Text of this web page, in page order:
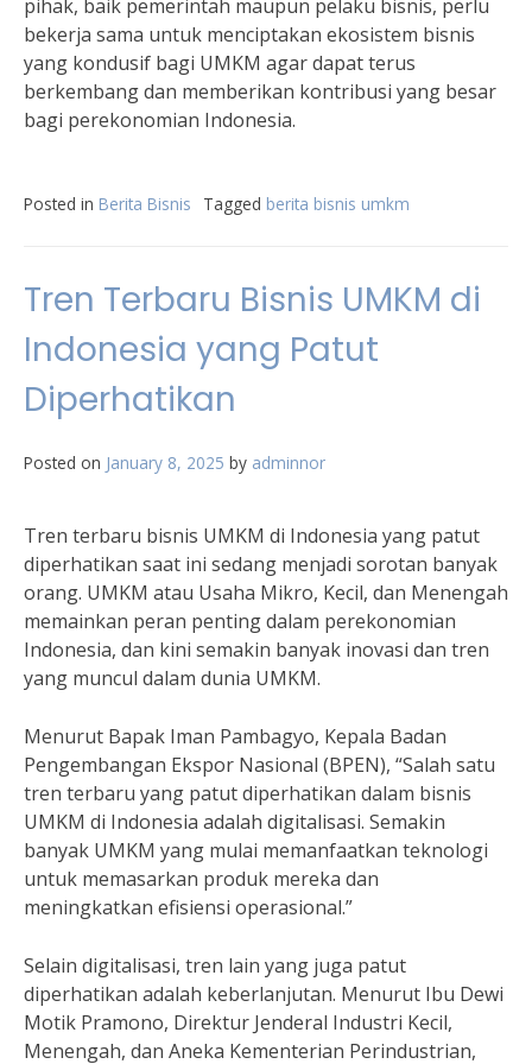
pihak, baik pemerintah maupun pelaku bisnis, perlu
bekerja sama untuk menciptakan ekosistem bisnis
yang kondusif bagi UMKM agar dapat terus
berkembang dan memberikan kontribusi yang besar
bagi perekonomian Indonesia.
Posted in Berita Bisnis Tagged berita bisnis umkm
Tren Terbaru Bisnis UMKM di
Indonesia yang Patut
Diperhatikan
Posted on January 8, 2025 by adminnor
Tren terbaru bisnis UMKM di Indonesia yang patut
diperhatikan saat ini sedang menjadi sorotan banyak
orang. UMKM atau Usaha Mikro, Kecil, dan Menengah
memainkan peran penting dalam perekonomian
Indonesia, dan kini semakin banyak inovasi dan tren
yang muncul dalam dunia UMKM.
Menurut Bapak Iman Pambagyo, Kepala Badan
Pengembangan Ekspor Nasional (BPEN), “Salah satu
tren terbaru yang patut diperhatikan dalam bisnis
UMKM di Indonesia adalah digitalisasi. Semakin
banyak UMKM yang mulai memanfaatkan teknologi
untuk memasarkan produk mereka dan
meningkatkan efisiensi operasional.”
Selain digitalisasi, tren lain yang juga patut
diperhatikan adalah keberlanjutan. Menurut Ibu Dewi
Motik Pramono, Direktur Jenderal Industri Kecil,
Menengah, dan Aneka Kementerian Perindustrian,